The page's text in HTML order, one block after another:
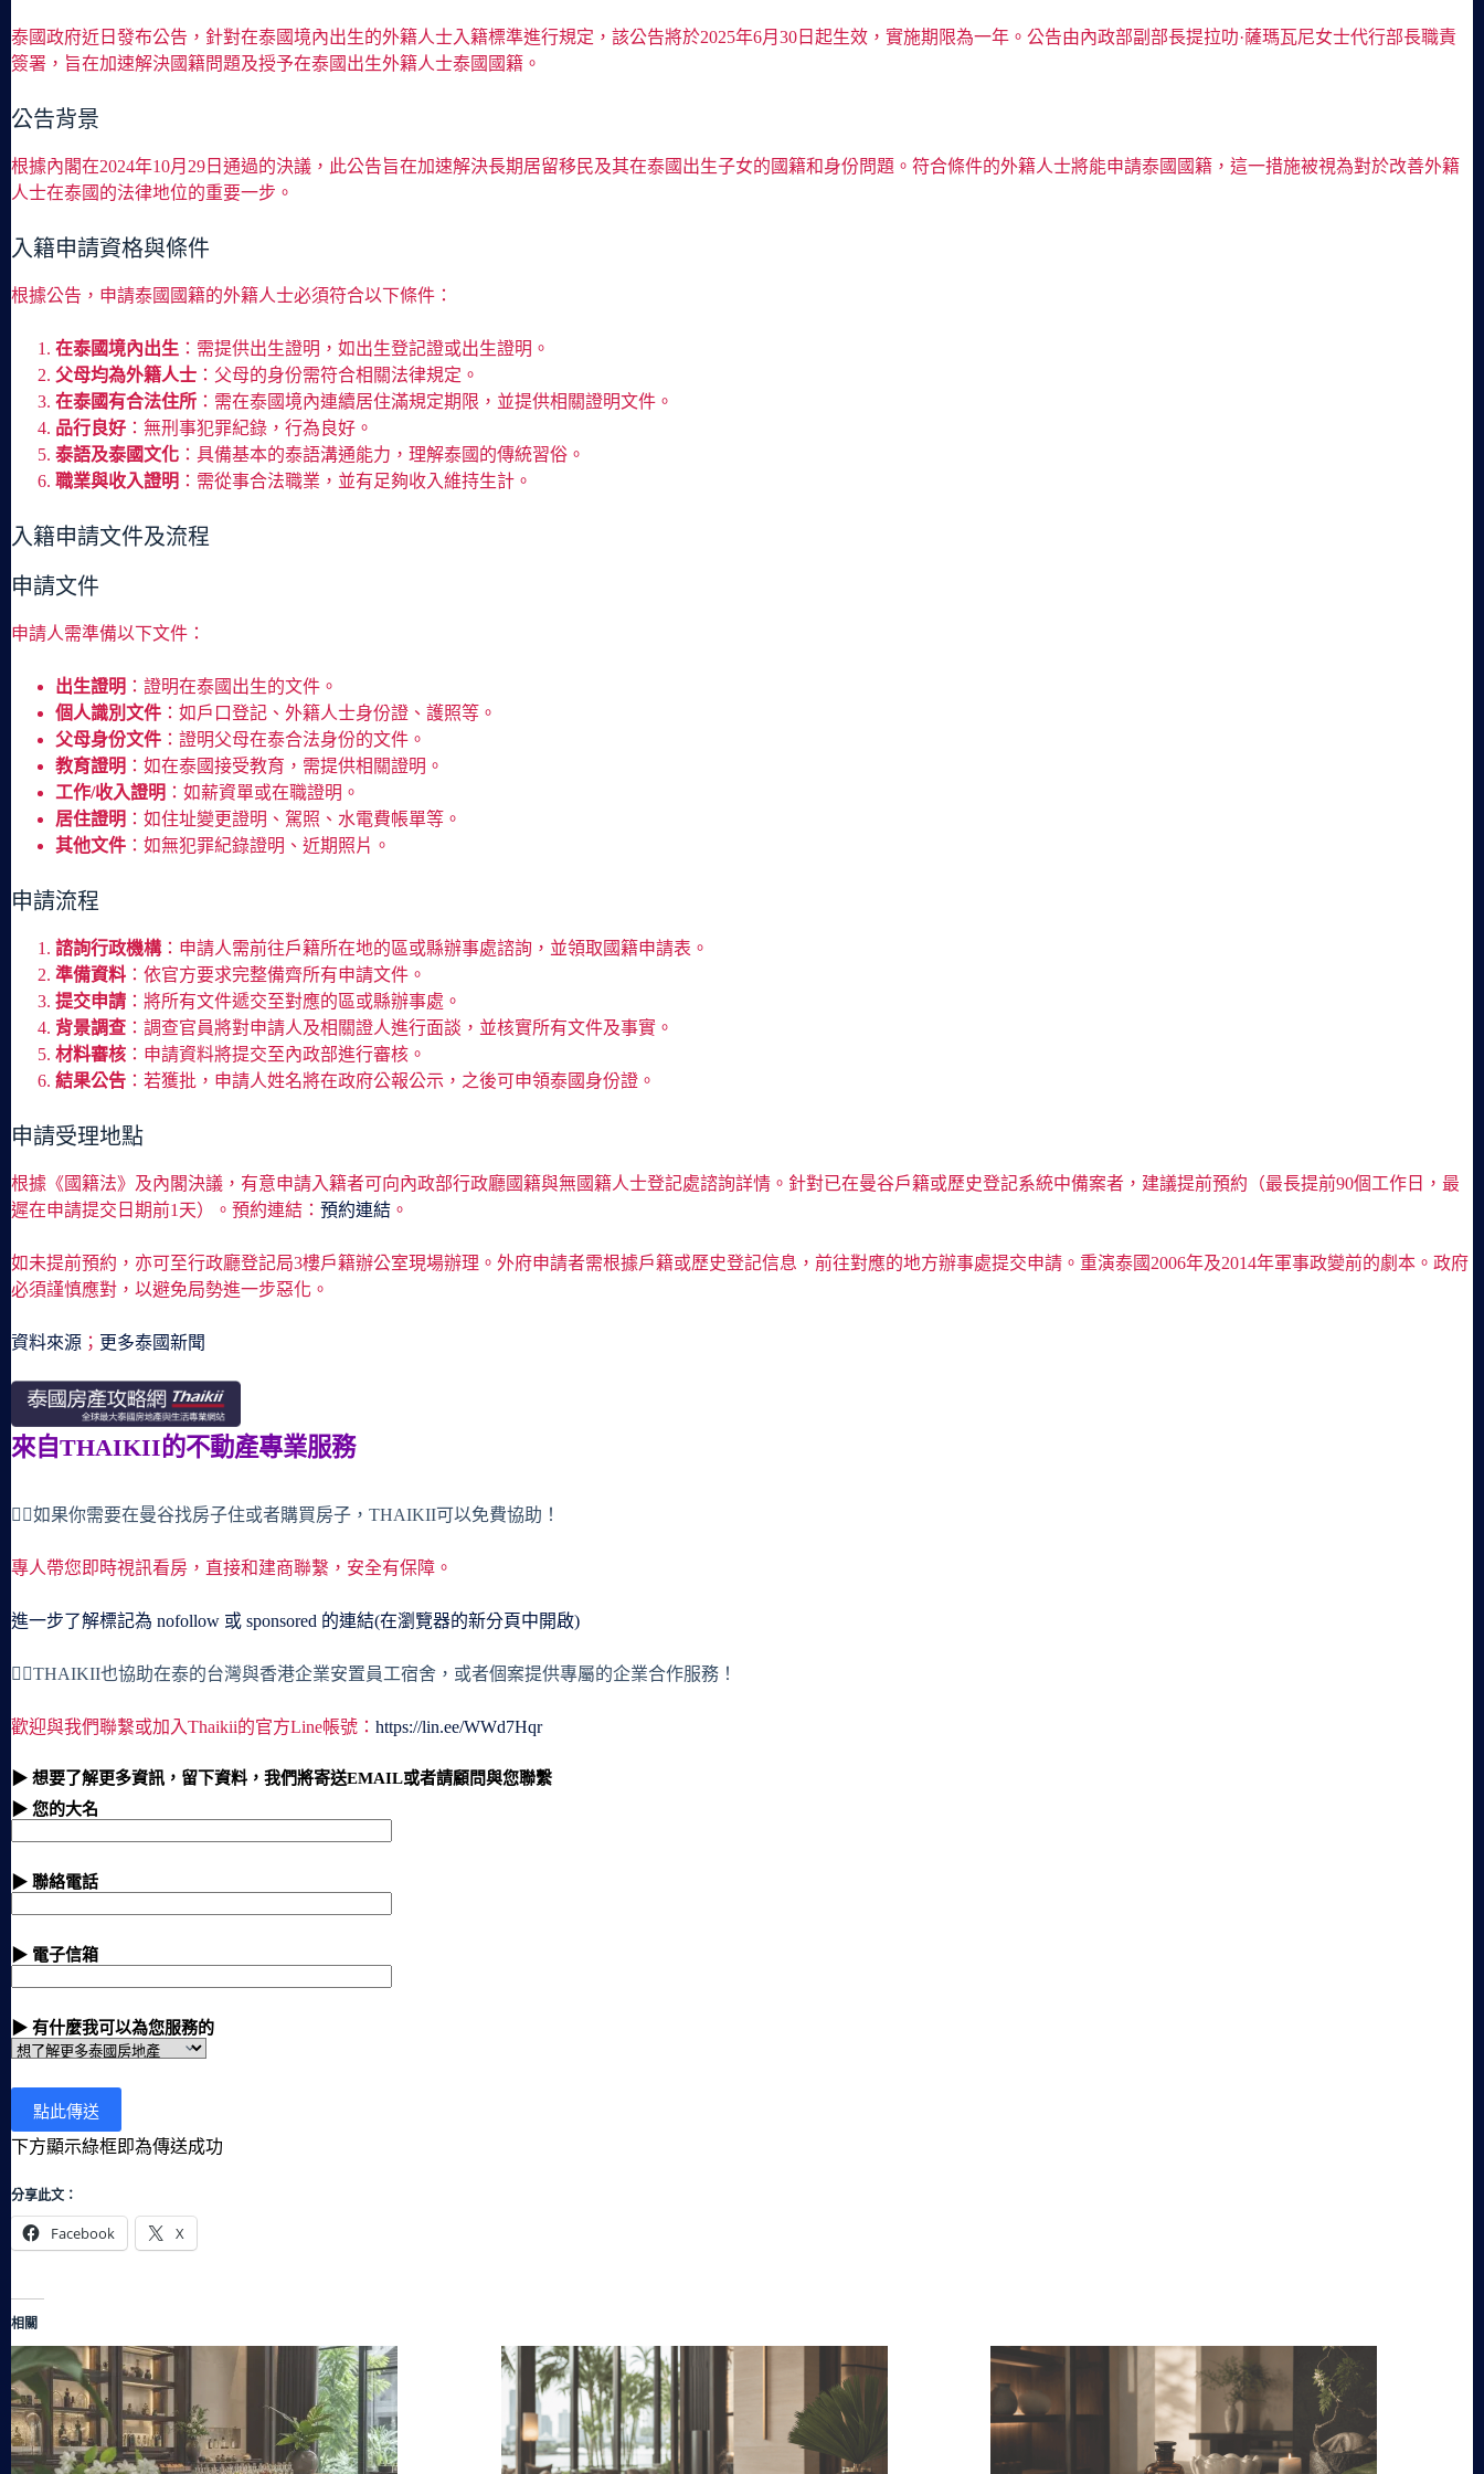
泰國政府近日發布公告，針對在泰國境內出生的外籍人士入籍標準進行規定，該公告將於2025年6月30日起生效，實施期限為一年。公告由內政部副部長提拉叻·薩瑪瓦尼女士代行部長職責
簽署，旨在加速解決國籍問題及授予在泰國出生外籍人士泰國國籍。
公告背景
根據內閣在2024年10月29日通過的決議，此公告旨在加速解決長期居留移民及其在泰國出生子女的國籍和身份問題。符合條件的外籍人士將能申請泰國國籍，這一措施被視為對於改善外籍
人士在泰國的法律地位的重要一步。
入籍申請資格與條件
根據公告，申請泰國國籍的外籍人士必須符合以下條件：
在泰國境內出生 ：需提供出生證明，如出生登記證或出生證明。
父母均為外籍人士 ：父母的身份需符合相關法律規定。
在泰國有合法住所 ：需在泰國境內連續居住滿規定期限，並提供相關證明文件。
品行良好 ：無刑事犯罪紀錄，行為良好。
泰語及泰國文化 ：具備基本的泰語溝通能力，理解泰國的傳統習俗。
職業與收入證明 ：需從事合法職業，並有足夠收入維持生計。
入籍申請文件及流程
申請文件
申請人需準備以下文件：
出生證明 ：證明在泰國出生的文件。
個人識別文件 ：如戶口登記、外籍人士身份證、護照等。
父母身份文件 ：證明父母在泰合法身份的文件。
教育證明 ：如在泰國接受教育，需提供相關證明。
工作/收入證明 ：如薪資單或在職證明。
居住證明 ：如住址變更證明、駕照、水電費帳單等。
其他文件 ：如無犯罪紀錄證明、近期照片。
申請流程
諮詢行政機構：申請人需前往戶籍所在地的區或縣辦事處諮詢，並領取國籍申請表。
準備資料 ：依官方要求完整備齊所有申請文件。
提交申請 ：將所有文件遞交至對應的區或縣辦事處。
背景調查 ：調查官員將對申請人及相關證人進行面談，並核實所有文件及事實。
材料審核 ：申請資料將提交至內政部進行審核。
結果公告 ：若獲批，申請人姓名將在政府公報公示，之後可申領泰國身份證。
申請受理地點
根據《國籍法》及內閣決議，有意申請入籍者可向內政部行政廳國籍與無國籍人士登記處諮詢詳情。針對已在曼谷戶籍或歷史登記系統中備案者，建議提前預約（最長提前90個工作日，最
遲在申請提交日期前1天）。預約連結： 預約連結 。
如未提前預約，亦可至行政廳登記局3樓戶籍辦公室現場辦理。外府申請者需根據戶籍或歷史登記信息，前往對應的地方辦事處提交申請。重演泰國2006年及2014年軍事政變前的劇本。政府
必須謹慎應對，以避免局勢進一步惡化。
資料來源 ； 更多泰國新聞
來自THAIKII的不動產專業服務
🙋‍♀️如果你需要在曼谷找房子住或者購買房子，THAIKII可以免費協助！
專人帶您即時視訊看房，直接和建商聯繫，安全有保障。
進一步了解標記為 nofollow 或 sponsored 的連結(在瀏覽器的新分頁中開啟)
🙋‍♀️THAIKII也協助在泰的台灣與香港企業安置員工宿舍，或者個案提供專屬的企業合作服務！
歡迎與我們聯繫或加入Thaikii的官方Line帳號： https://lin.ee/WWd7Hqr
▶ 想要了解更多資訊，留下資料，我們將寄送EMAIL或者請顧問與您聯繫
▶ 您的大名
▶ 聯絡電話
▶ 電子信箱
▶ 有什麼我可以為您服務的
下方顯示綠框即為傳送成功
分享此文：
Facebook X
相關